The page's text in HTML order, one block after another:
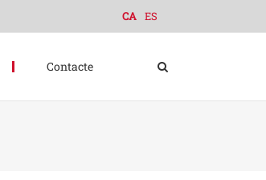
CA ES
Contacte